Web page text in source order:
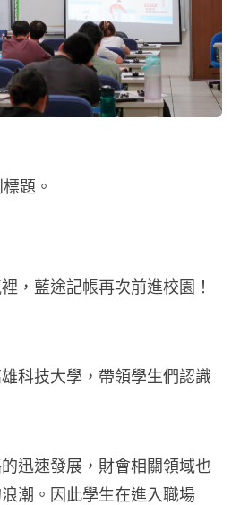
題。
，藍途記帳再次前進校園！
科技大學，帶領學生們認識
迅速發展，財會相關領域也
潮。因此學生在進入職場